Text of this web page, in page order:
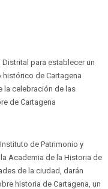
para establecer un
de Cartagena
la celebración de las
de Cartagena
de Patrimonio y
Academia de la Historia de
de la ciudad, darán
historia de Cartagena, un